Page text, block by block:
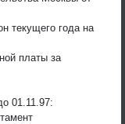
текущего года на
платы за
01.11.97: